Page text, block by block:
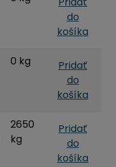
do
košíka
0 kg
Pridať
do
košíka
2650
kg
Pridať
do
košíka